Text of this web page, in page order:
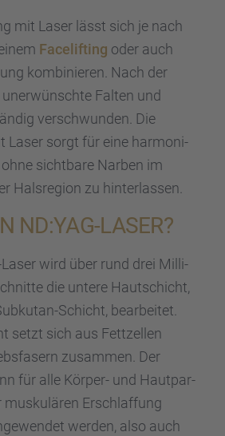
mit Laser lässt sich je nach
Facelif­ting oder auch
kombi­nie­ren. Nach der
Falten und
verschwun­den. Die
Laser sorgt für eine harmo­ni­
sicht­bare Narben im
Halsre­gion zu hinter­las­sen.
ND:YAG-LASER?
wird über rund drei Milli­
die untere Hautschicht,
Schicht, bearbei­tet.
setzt sich aus Fettzel­len
zusam­men. Der
für alle Körper- und Hautpar­
musku­lä­ren Erschlaf­fung
werden, also auch